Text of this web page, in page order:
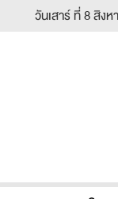
วันเสาร์ ที่ 8 สิง